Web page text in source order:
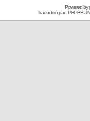
Powered by
Traduction par : PHPBB